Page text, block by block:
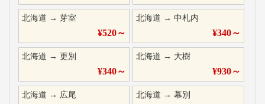
北海道 → 芽室
¥520～
北海道 →中札内
¥340～
北海道 → 更別
¥340～
北海道 → 大樹
¥930～
北海道 → 広尾 北海道 →幕別